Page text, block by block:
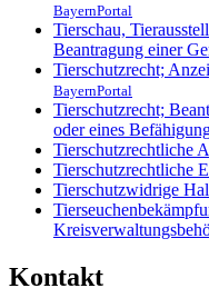
BayernPortal
Tierschau,
Beantragung einer
Tierschutzrecht;
BayernPortal
Tierschutzrecht;
oder eines
Tierschutzrechtliche
Tierschutzrechtliche
Tierschutzwidrige
Kontakt